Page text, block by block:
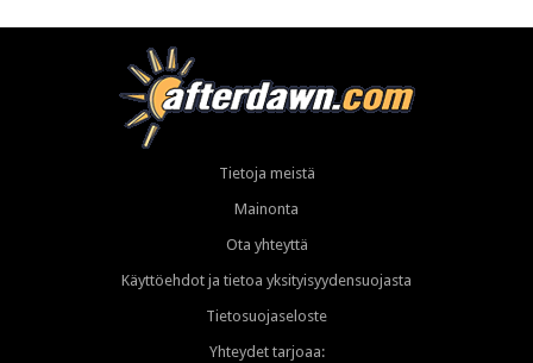
Tietoja meistä
Mainonta
Ota yhteyttä
Käyttöehdot ja tietoa yksityisyydensuojasta
Tietosuojaseloste
Yhteydet tarjoaa: